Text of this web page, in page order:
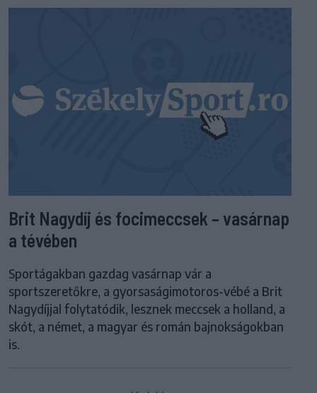
Brit Nagydíj és focimeccsek – vasárnap
a tévében
Sportágakban gazdag vasárnap vár a
sportszeretőkre, a gyorsaságimotoros-vébé a Brit
Nagydíjjal folytatódik, lesznek meccsek a holland, a
skót, a német, a magyar és román bajnokságokban
is.